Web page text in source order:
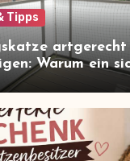
Tipps
artgerecht
Warum ein
Freigang